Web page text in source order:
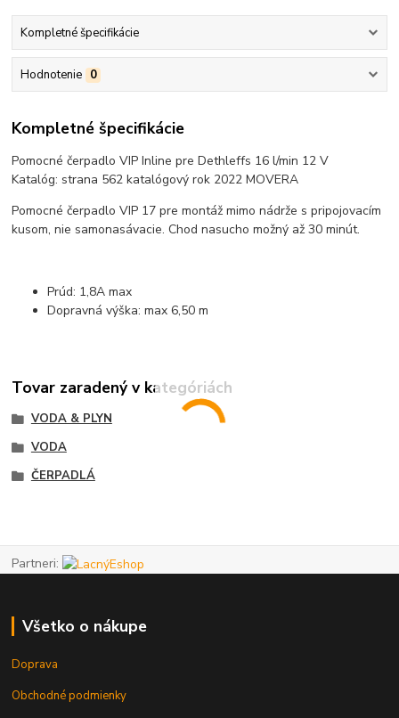
Kompletné špecifikácie
Hodnotenie 0
Kompletné špecifikácie
Pomocné čerpadlo VIP Inline pre Dethleffs 16 l/min 12 V
Katalóg: strana 562 katalógový rok 2022 MOVERA
Pomocné čerpadlo VIP 17 pre montáž mimo nádrže s pripojovacím
kusom, nie samonasávacie. Chod nasucho možný až 30 minút.
Prúd: 1,8A max
Dopravná výška: max 6,50 m
Tovar zaradený v kategóriách
VODA & PLYN
VODA
ČERPADLÁ
Partneri:
Všetko o nákupe
Doprava
Obchodné podmienky